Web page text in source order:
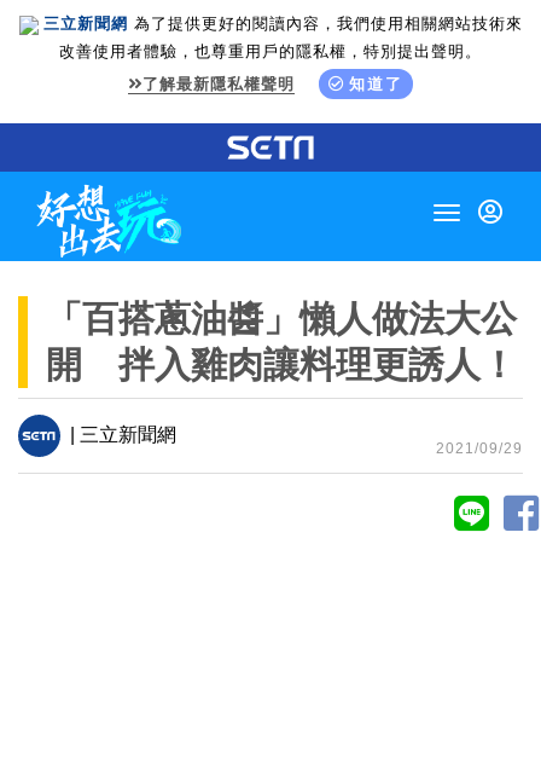
三立新聞網 為了提供更好的閱讀內容，我們使用相關網站技術來
改善使用者體驗，也尊重用戶的隱私權，特別提出聲明。
了解最新隱私權聲明
知道了
Toggle
「百搭蔥油醬」懶人做法大公
開 拌入雞肉讓料理更誘人！
| 三立新聞網
2021/09/29